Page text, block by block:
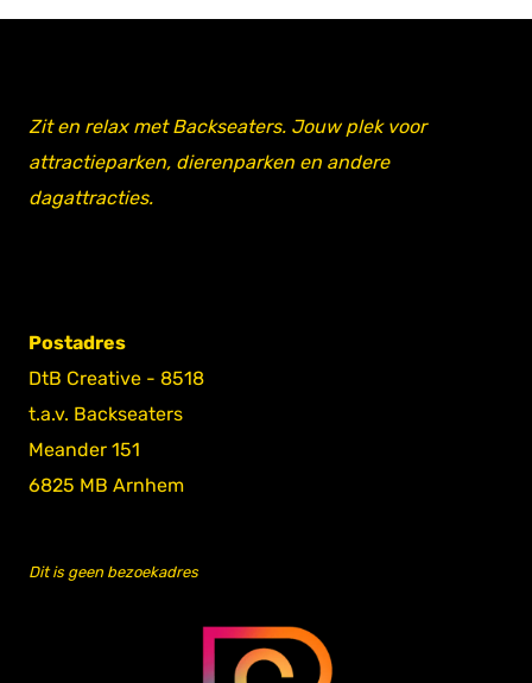
Zit en relax met Backseaters. Jouw plek voor
attractieparken, dierenparken en andere
dagattracties.
Postadres
DtB Creative - 8518
t.a.v. Backseaters
Meander 151
6825 MB Arnhem
Dit is geen bezoekadres